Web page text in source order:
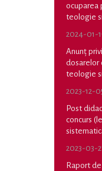
ocuparea
teologie
2024-01-
Anunț
dosarelor
teologie
2023-12-
Post
concurs
2023-03-
Raport